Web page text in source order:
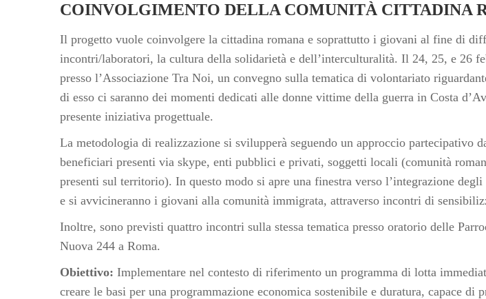
COINVOLGIMENTO DELLA COMUNITÀ CITTADINA
Il progetto vuole coinvolgere la cittadina romana e soprattutto i giovani al fine di
incontri/laboratori, la cultura della solidarietà e dell’interculturalità. Il 24, 25, e 26
presso l’Associazione Tra Noi, un convegno sulla tematica di volontariato
di esso ci saranno dei momenti dedicati alle donne vittime della guerra in Costa
presente iniziativa progettuale.
La metodologia di realizzazione si svilupperà seguendo un approccio partecipativo
beneficiari presenti via skype, enti pubblici e privati, soggetti locali (comunità
presenti sul territorio). In questo modo si apre una finestra verso l’integrazione
e si avvicineranno i giovani alla comunità immigrata, attraverso incontri di
Inoltre, sono previsti quattro incontri sulla stessa tematica presso oratorio delle
Nuova 244 a Roma.
Obiettivo: Implementare nel contesto di riferimento un programma di lotta
creare le basi per una programmazione economica sostenibile e duratura, capace di